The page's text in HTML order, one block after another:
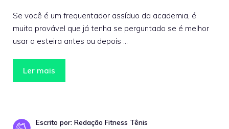
Se você é um frequentador assíduo da academia, é
muito provável que já tenha se perguntado se é melhor
usar a esteira antes ou depois …
Ler mais
Escrito por: Redação Fitness Tênis